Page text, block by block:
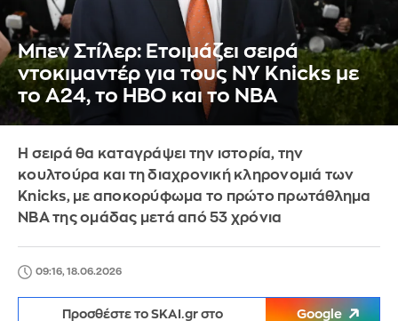
Μπεν Στίλερ: Ετοιμάζει σειρά
ντοκιμαντέρ για τους NY Knicks με
το A24, το HBO και το NBA
Η σειρά θα καταγράψει την ιστορία, την
κουλτούρα και τη διαχρονική κληρονομιά των
Knicks, με αποκορύφωμα το πρώτο πρωτάθλημα
NBA της ομάδας μετά από 53 χρόνια
09:16, 18.06.2026
Προσθέστε το SKAI.gr στο Google